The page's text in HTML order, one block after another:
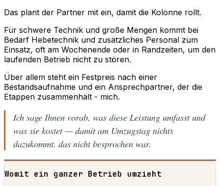
Das plant der Partner mit ein, damit die Kolonne rollt.
Für schwere Technik und große Mengen kommt bei
Bedarf Hebetechnik und zusätzliches Personal zum
Einsatz, oft am Wochenende oder in Randzeiten, um den
laufenden Betrieb nicht zu stören.
Über allem steht ein Festpreis nach einer
Bestandsaufnahme und ein Ansprechpartner, der die
Etappen zusammenhält - mich.
Ich sage Ihnen vorab, was diese Leistung umfasst und
was sie kostet — damit am Umzugstag nichts
dazukommt, das nicht besprochen war.
Womit ein ganzer Betrieb umzieht